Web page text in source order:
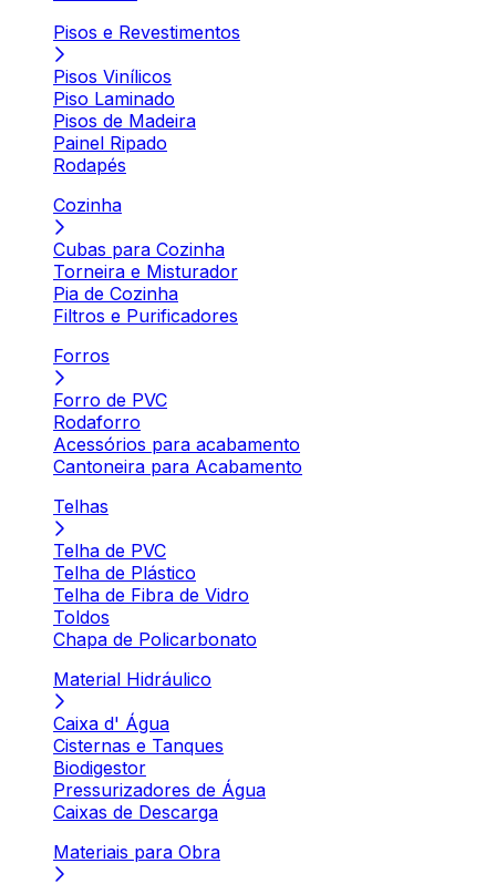
Pisos e Revestimentos
Pisos Vinílicos
Piso Laminado
Pisos de Madeira
Painel Ripado
Rodapés
Cozinha
Cubas para Cozinha
Torneira e Misturador
Pia de Cozinha
Filtros e Purificadores
Forros
Forro de PVC
Rodaforro
Acessórios para acabamento
Cantoneira para Acabamento
Telhas
Telha de PVC
Telha de Plástico
Telha de Fibra de Vidro
Toldos
Chapa de Policarbonato
Material Hidráulico
Caixa d' Água
Cisternas e Tanques
Biodigestor
Pressurizadores de Água
Caixas de Descarga
Materiais para Obra